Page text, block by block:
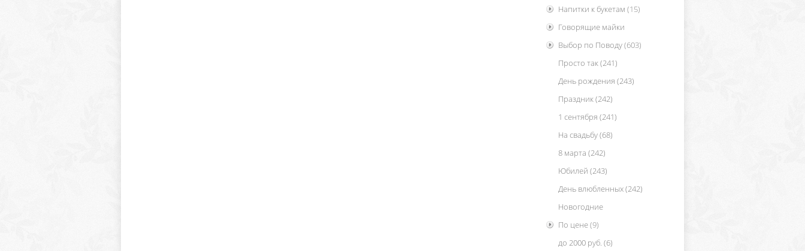
Напитки к букетам (15)
Говорящие майки
Выбор по Поводу(603)
Просто так(241)
День рождения (243)
Праздник(242)
1 сентября (241)
На свадьбу(68)
8 марта (242)
Юбилей (243)
День влюбленных(242)
Новогодние
По цене(9)
до 2000 руб. (6)